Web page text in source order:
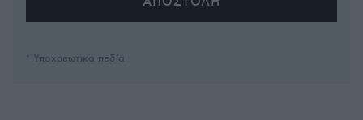
* Υποχρεωτικά πεδία